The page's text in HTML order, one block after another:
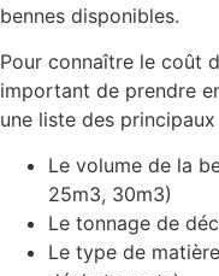
bennes disponibles.
Pour connaître le coût
important de prendre
une liste des
Le volume de la
25m3, 30m3)
Le tonnage de
Le type de